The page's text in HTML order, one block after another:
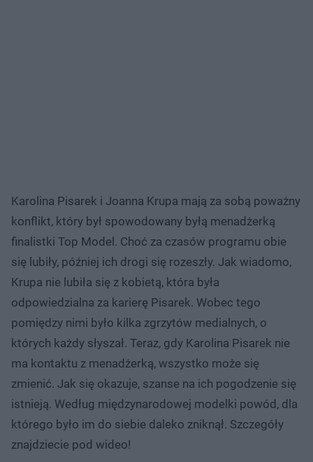
Karolina Pisarek i Joanna Krupa mają za sobą poważny
konflikt, który był spowodowany byłą menadżerką
finalistki Top Model. Choć za czasów programu obie
się lubiły, później ich drogi się rozeszły. Jak wiadomo,
Krupa nie lubiła się z kobietą, która była
odpowiedzialna za karierę Pisarek. Wobec tego
pomiędzy nimi było kilka zgrzytów medialnych, o
których każdy słyszał. Teraz, gdy Karolina Pisarek nie
ma kontaktu z menadżerką, wszystko może się
zmienić. Jak się okazuje, szanse na ich pogodzenie się
istnieją. Według międzynarodowej modelki powód, dla
którego było im do siebie daleko zniknął. Szczegóły
znajdziecie pod wideo!